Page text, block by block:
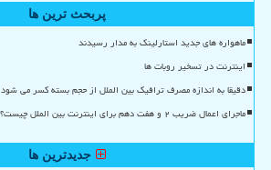
پربحث ترین ها
ماهواره های جدید استارلینک به مدار رسیدند
اینترنت در تسخیر روبات ها
دقیقا به اندازه مصرف ترافیک بین الملل از حجم بسته کسر می شود
ماجرای اعمال ضریب ۲ و هفت دهم برای اینترنت بین الملل چیست؟
جدیدترین ها